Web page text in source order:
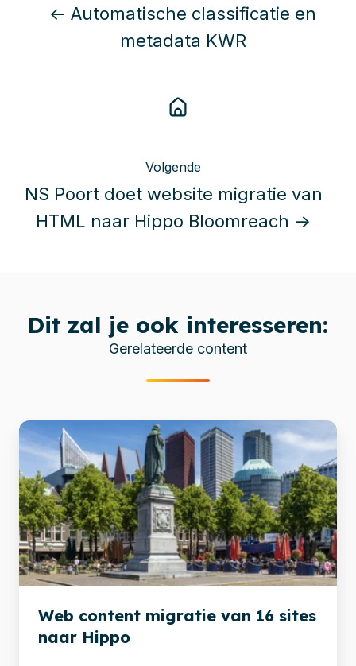
← Automatische classificatie en
metadata KWR
Volgende
NS Poort doet website migratie van
HTML naar Hippo Bloomreach →
Dit zal je ook interesseren:
Gerelateerde content
Web
content
migratie
van
16
sites
naar
Hippo
Web content migratie van 16 sites
naar Hippo